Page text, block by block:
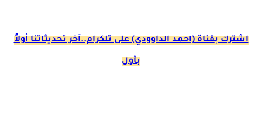
اشترك بقناة (احمد الداوودي) على تلكرام..آخر تحديثاتنا أولاً
بأول